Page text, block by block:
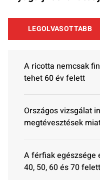
LEGOLVASOTTABB
A ricotta nemcsak
tehet 60 év felett
Országos vizsgálat
megtévesztések
A férfiak egészsége
40, 50, 60 és 70 felett